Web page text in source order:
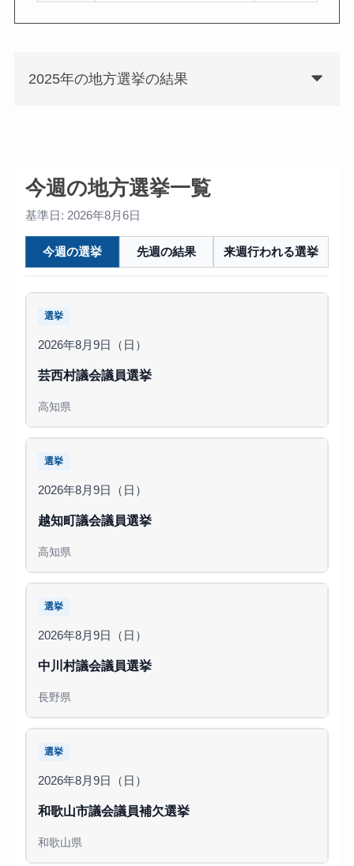
2025年の地方選挙の結果
今週の地方選挙一覧
基準日: 2026年8月6日
今週の選挙 先週の結果 来週行われる選挙
選挙
2026年8月9日（日）
芸西村議会議員選挙
高知県
選挙
2026年8月9日（日）
越知町議会議員選挙
高知県
選挙
2026年8月9日（日）
中川村議会議員選挙
長野県
選挙
2026年8月9日（日）
和歌山市議会議員補欠選挙
和歌山県